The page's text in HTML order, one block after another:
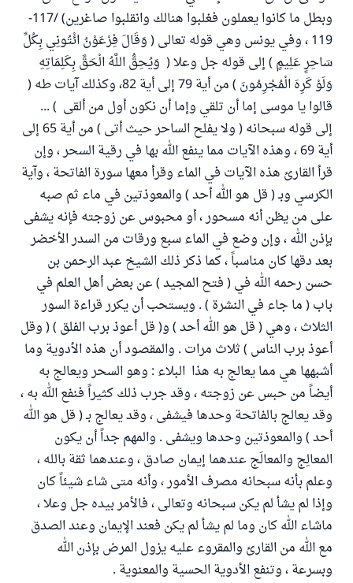
وبطل ما كانوا يعملون فغلبوا هنالك وانقلبوا صاغرين) /117-
119 ، وفي يونس وهي قوله تعالى ( وَقَالَ فِرْعَوْنُ ائْتُونِي بِكُلِّ
سَاحِرٍ عَلِيمٍ ) إلى قوله جل وعلا ( وَيُحِقُّ اللَّهُ الْحَقَّ بِكَلِمَاتِهِ
وَلَوْ كَرِهَ الْمُجْرِمُونَ ) من أية 79 إلى أية 82، وكذلك آيات طه (
قالوا يا موسى إما أن تلقي وإما أن نكون أول من ألقى ) ...
إلى قوله سبحانه ( ولا يفلح الساحر حيث أتى ) من أية 65 إلى
أية 69 ، وهذه الآيات مما ينفع الله بها في رقية السحر ، وإن
قرأ القارئ هذه الآيات في الماء وقرأ معها سورة الفاتحة ، وآية
الكرسي وبـ ( قل هو الله أحد ) والمعوذتين في ماء ثم صبه
على من يظن أنه مسحور ، أو محبوس عن زوجته فإنه يشفى
بإذن الله ، وإن وضع في الماء سبع ورقات من السدر الأخضر
بعد دقها كان مناسباً ، كما ذكر ذلك الشيخ عبد الرحمن بن
حسن رحمه الله في ( فتح المجيد ) عن بعض أهل العلم في
باب ( ما جاء في النشرة ) . ويستحب أن يكرر قراءة السور
الثلاث ، وهي ( قل هو الله أحد ) و( قل أعوذ برب الفلق ) ( وقل
أعوذ برب الناس ) ثلاث مرات . والمقصود أن هذه الأدوية وما
أشبهها هي مما يعالج به هذا البلاء : وهو السحر ويعالج به
أيضاً من حبس عن زوجته ، وقد جرب ذلك كثيراً فنفع الله به ،
وقد يعالج بالفاتحة وحدها فيشفى ، وقد يعالج بـ ( قل هو الله
أحد ) والمعوذتين وحدها ويشفى . والمهم جداً أن يكون
المعالِج والمعالَج عندهما إيمان صادق ، وعندهما ثقة بالله ،
وعلم بأنه سبحانه مصرف الأمور ، وأنه متى شاء شيئاً كان
وإذا لم يشأ لم يكن سبحانه وتعالى ، فالأمر بيده جل وعلا ،
ماشاء الله كان وما لم يشأ لم يكن فعند الإيمان وعند الصدق
مع الله من القارئ والمقروء عليه يزول المرض بإذن الله
وبسرعة ، وتنفع الأدوية الحسية والمعنوية .